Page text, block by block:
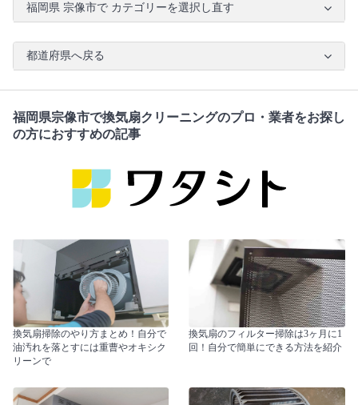
福岡県 宗像市で カテゴリーを選択し直す
都道府県へ戻る
福岡県宗像市で換気扇クリーニングのプロ・業者をお探し
の方におすすめの記事
換気扇掃除のやり方まとめ！自分で
油汚れを落とすには重曹やオキシク
リーンで
換気扇のフィルター掃除は3ヶ月に1
回！自分で簡単にできる方法を紹介